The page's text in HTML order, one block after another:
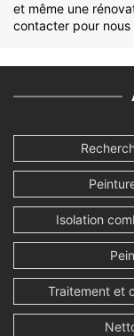
et même une
contacter pour
Isolation
Traitement et